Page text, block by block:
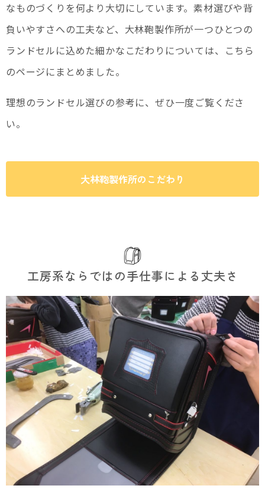
なものづくりを何より大切にしています。素材選びや背
負いやすさへの工夫など、大林鞄製作所が一つひとつの
ランドセルに込めた細かなこだわりについては、こちら
のページにまとめました。
理想のランドセル選びの参考に、ぜひ一度ご覧くださ
い。
大林鞄製作所のこだわり
工房系ならではの手仕事による丈夫さ